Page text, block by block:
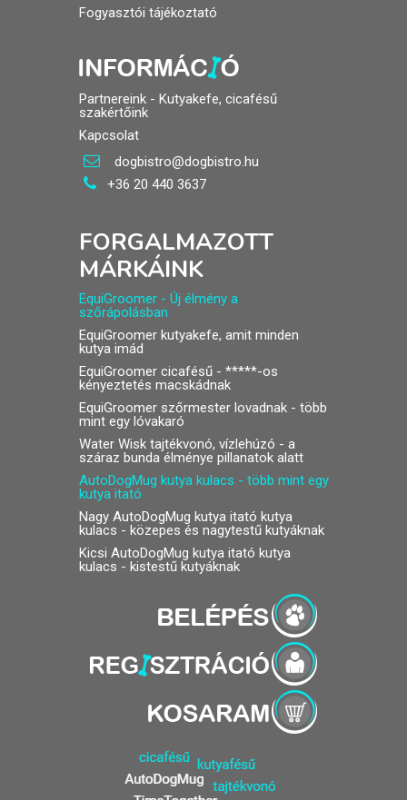
Fogyasztói tájékoztató
Partnereink - Kutyakefe, cicafésű
szakértőink
Kapcsolat
dogbistro@dogbistro.hu
+36 20 440 3637
FORGALMAZOTT
MÁRKÁINK
EquiGroomer - Új élmény a
szőrápolásban
EquiGroomer kutyakefe, amit minden
kutya imád
EquiGroomer cicafésű- *****-os
kényeztetés macskádnak
EquiGroomer szőrmester lovadnak- több
mint egy lóvakaró
Water Wisk tajtékvonó, vízlehúzó - a
száraz bunda élménye pillanatok alatt
AutoDogMug kutya kulacs - több mint egy
kutya itató
Nagy AutoDogMug kutya itató kutya
kulacs - közepes és nagytestű kutyáknak
Kicsi AutoDogMug kutya itató kutya
kulacs - kistestű kutyáknak